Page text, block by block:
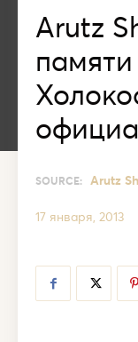
Arutz
SOURCE: Arutz
17 января, 2013